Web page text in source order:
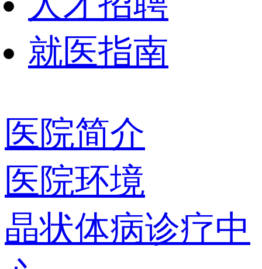
就医指南
医院简介
医院环境
晶状体病诊疗中